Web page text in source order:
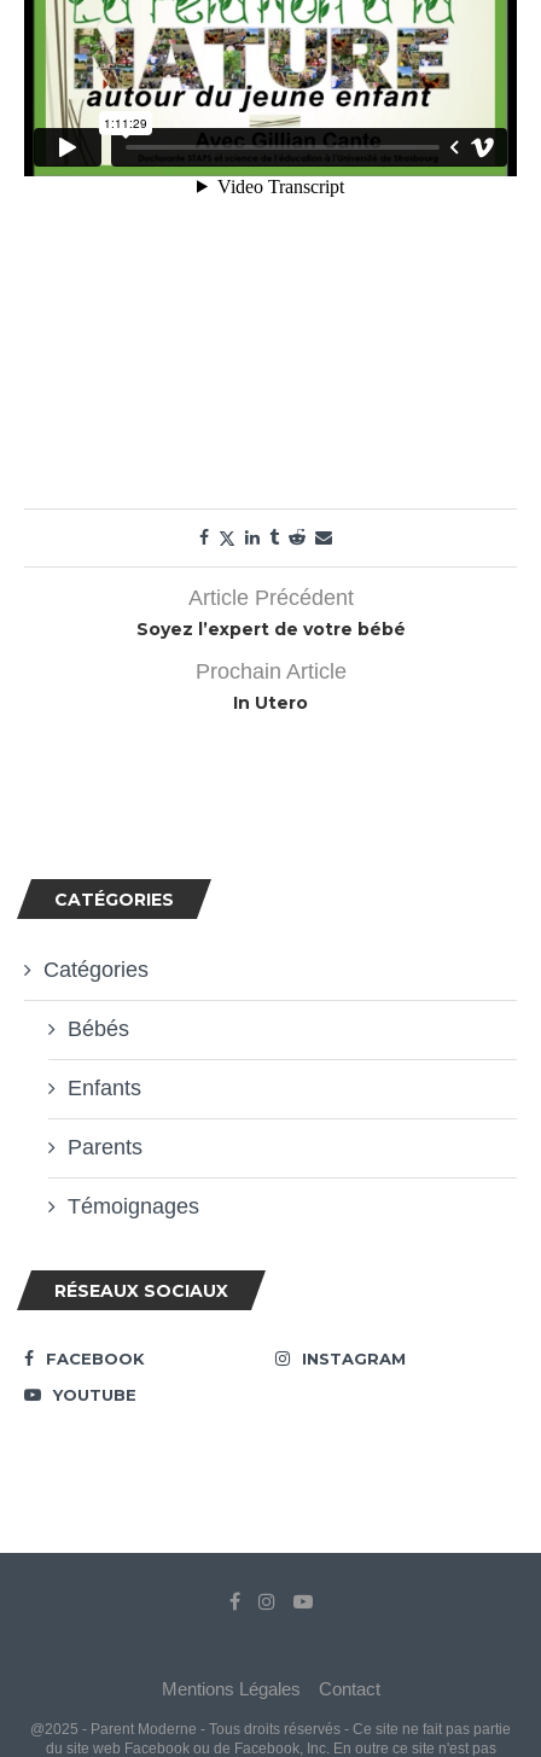
Article Précédent
Soyez l’expert de votre bébé
Prochain Article
In Utero
CATÉGORIES
Catégories
Bébés
Enfants
Parents
Témoignages
RÉSEAUX SOCIAUX
FACEBOOK
INSTAGRAM
YOUTUBE
Mentions Légales Contact
@2025 - Parent Moderne - Tous droits réservés - Ce site ne fait pas partie
du site web Facebook ou de Facebook, Inc. En outre ce site n'est pas